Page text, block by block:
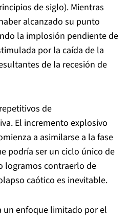
de siglo). Mientras
alcanzado su punto
la implosión pendiente de
por la caída de la
de la recesión de
de
El incremento explosivo
a asimilarse a la fase
podría ser un ciclo único de
logramos contraerlo de
caótico es inevitable.
un enfoque limitado por el